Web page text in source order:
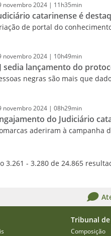
novembro2024 | 11h35min
catarinense é
de portal do
novembro2024 | 10h49min
sedia lançamento do
negras são mais que
novembro2024 | 08h29min
do Judiciário
aderiram à campanha
3.261 - 3.280 de 24.865
Tribunal de
Composição